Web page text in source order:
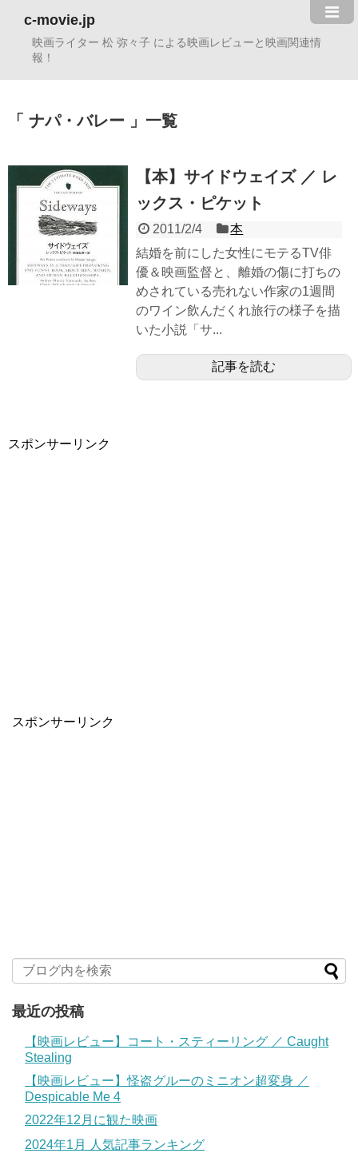
c-movie.jp
映画ライター 松 弥々子 による映画レビューと映画関連情
報！
ナパ・バレー 一覧
【本】サイドウェイズ ／ レ
ックス・ピケット
2011/2/4
本
結婚を前にした女性にモテるTV俳
優＆映画監督と、離婚の傷に打ちの
めされている売れない作家の1週間
のワイン飲んだくれ旅行の様子を描
いた小説「サ...
記事を読む
スポンサーリンク
スポンサーリンク
最近の投稿
【映画レビュー】コート・スティーリング ／ Caught
Stealing
【映画レビュー】怪盗グルーのミニオン超変身 ／
Despicable Me 4
2022年12月に観た映画
2024年1月 人気記事ランキング